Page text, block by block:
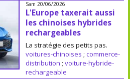
Sam 20/06/2026
L'Europe taxerait aussi
les chinoises hybrides
rechargeables
La stratégie des petits pas.
voitures-chinoises ; commerce-
distribution ; voiture-hybride-
rechargeable